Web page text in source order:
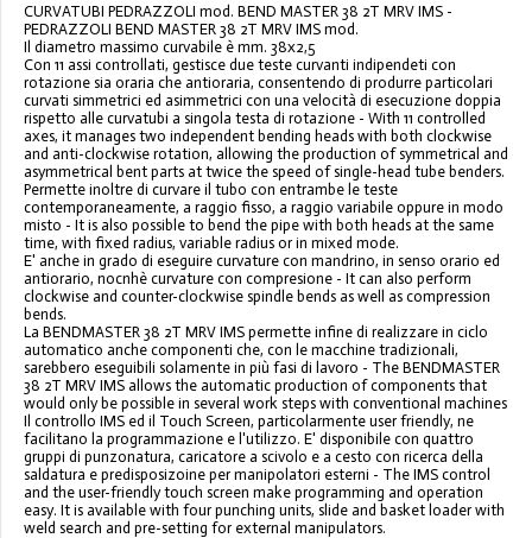
CURVATUBI PEDRAZZOLI mod. BEND MASTER 38 2T MRV IMS -
PEDRAZZOLI BEND MASTER 38 2T MRV IMS mod.
Il diametro massimo curvabile è mm. 38x2,5
Con 11 assi controllati, gestisce due teste curvanti indipendeti con
rotazione sia oraria che antioraria, consentendo di produrre particolari
curvati simmetrici ed asimmetrici con una velocità di esecuzione doppia
rispetto alle curvatubi a singola testa di rotazione - With 11 controlled
axes, it manages two independent bending heads with both clockwise
and anti-clockwise rotation, allowing the production of symmetrical and
asymmetrical bent parts at twice the speed of single-head tube benders.
Permette inoltre di curvare il tubo con entrambe le teste
contemporaneamente, a raggio fisso, a raggio variabile oppure in modo
misto - It is also possible to bend the pipe with both heads at the same
time, with fixed radius, variable radius or in mixed mode.
E' anche in grado di eseguire curvature con mandrino, in senso orario ed
antiorario, nocnhè curvature con compresione - It can also perform
clockwise and counter-clockwise spindle bends as well as compression
bends.
La BENDMASTER 38 2T MRV IMS permette infine di realizzare in ciclo
automatico anche componenti che, con le macchine tradizionali,
sarebbero eseguibili solamente in più fasi di lavoro - The BENDMASTER
38 2T MRV IMS allows the automatic production of components that
would only be possible in several work steps with conventional machines
Il controllo IMS ed il Touch Screen, particolarmente user friendly, ne
facilitano la programmazione e l'utilizzo. E' disponibile con quattro
gruppi di punzonatura, caricatore a scivolo e a cesto con ricerca della
saldatura e predisposizoine per manipolatori esterni - The IMS control
and the user-friendly touch screen make programming and operation
easy. It is available with four punching units, slide and basket loader with
weld search and pre-setting for external manipulators.